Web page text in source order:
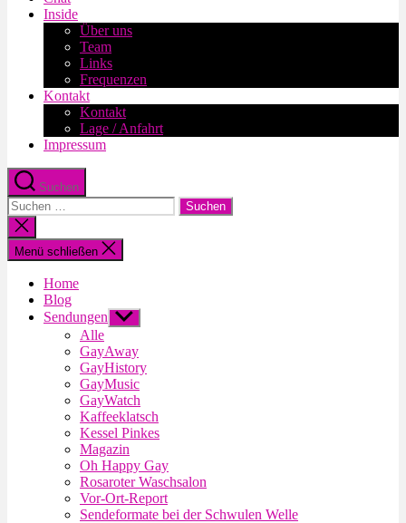
Inside
Über uns
Team
Links
Frequenzen
Kontakt
Kontakt
Lage / Anfahrt
Impressum
Suchen
Suche
nach:
Suche
schließen
Menü schließen
Home
Blog
Sendungen Untermenü
anzeigen
Alle
GayAway
GayHistory
GayMusic
GayWatch
Kaffeeklatsch
Kessel Pinkes
Magazin
Oh Happy Gay
Rosaroter Waschsalon
Vor-Ort-Report
Sendeformate bei der Schwulen Welle